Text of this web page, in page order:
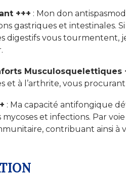
+++ : Mon don
gastriques et intestinales.
digestifs vous tourmentent,
Musculosquelettiques
et à l’arthrite, vous
: Ma capacité antifongique
et infections. Par
contribuant ainsi à